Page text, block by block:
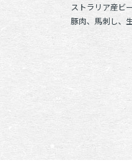
ストラリア産ビ
豚肉、馬刺し、